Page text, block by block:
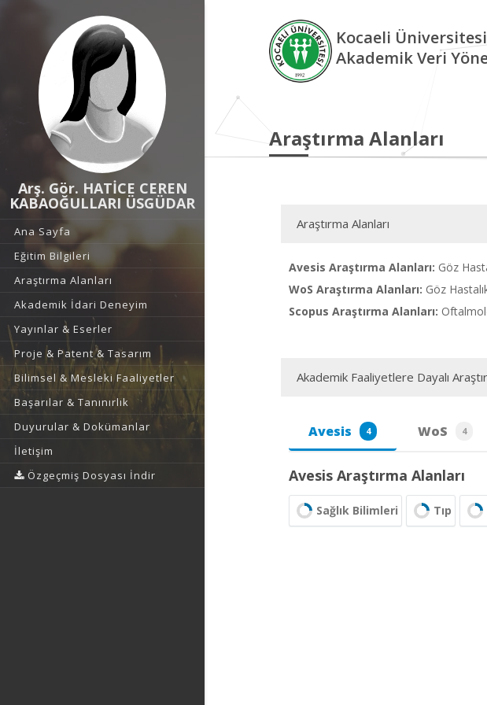
Arş. Gör. HATİCE CEREN
KABAOĞULLARI ÜSGÜDAR
Ana Sayfa
Eğitim Bilgileri
Araştırma Alanları
Akademik İdari Deneyim
Yayınlar & Eserler
Proje & Patent & Tasarım
Bilimsel & Mesleki Faaliyetler
Başarılar & Tanınırlık
Duyurular & Dokümanlar
İletişim
Özgeçmiş Dosyası İndir
Kocaeli Üniversitesi
Akademik Veri
Araştırma Alanları
Araştırma Alanları
Avesis Araştırma Alanları: Göz
WoS Araştırma Alanları: Göz
Scopus Araştırma Alanları:
Akademik Faaliyetlere Dayalı
Avesis 4 WoS 4
Avesis Araştırma Alanları
Sağlık Bilimleri Tıp